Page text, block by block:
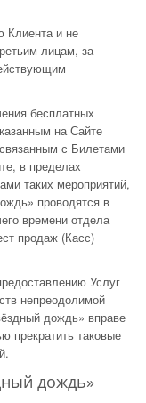
Клиента и не
лицам, за
бесплатных
на Сайте
с Билетами
в пределах
таких мероприятий,
проводятся в
времени отдела
продаж (Касс)
Услуг
непреодолимой
дождь» вправе
прекратить таковые
дождь»